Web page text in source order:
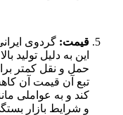
قیمت: گردوی
این به دلیل تولید
حمل و نقل کمتر
تبع آن قیمت آن
کند و به عواملی
و شرایط بازار